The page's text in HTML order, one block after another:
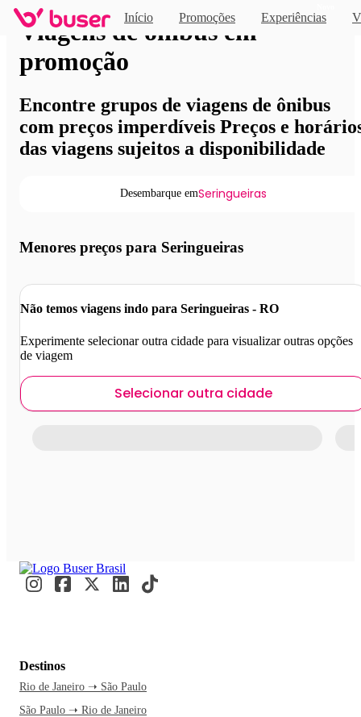
Início Promoções Experiências
Viagens de ônibus em
promoção
Encontre grupos de viagens de ônibus
com preços imperdíveis Preços e
das viagens sujeitos a disponibilidade
Desembarque emSeringueiras
Menores preços para Seringueiras
Não temos viagens indo para Seringueiras - RO
Experimente selecionar outra cidade para visualizar outras opções
de viagem
Selecionar outra cidade
Destinos
Rio de Janeiro ➝ São Paulo
São Paulo ➝ Rio de Janeiro